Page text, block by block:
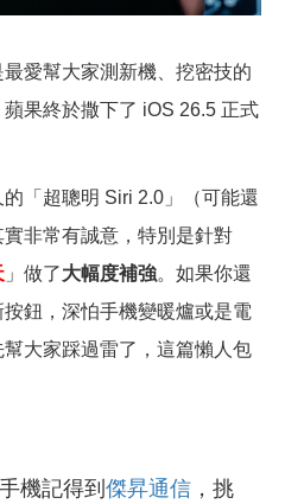
愛幫大家測新機、挖密技的
果終於撒下了 iOS 26.5 正式
「超聰明 Siri 2.0」（可能還
非常有誠意，特別是針對
」做了大幅度補強。如果你還
鈕，深怕手機變暖爐或是電
大家踩過雷了，這篇懶人包
機記得到傑昇通信 ，挑